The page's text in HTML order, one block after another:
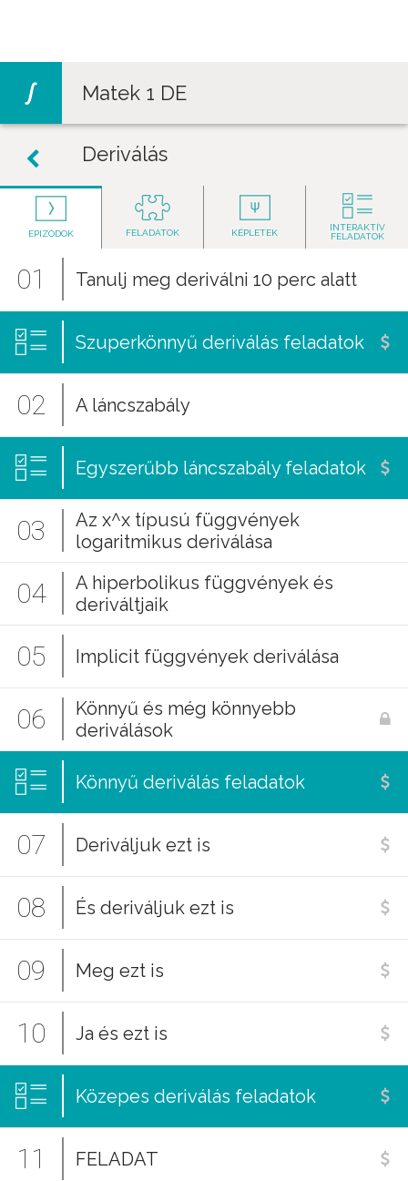
Matek 1 DE
Deriválás
EPIZÓDOK FELADATOK KÉPLETEK
INTERAKTÍV
FELADATOK
01 Tanulj meg deriválni 10 perc alatt
Szuperkönnyű deriválás feladatok
02 A láncszabály
Egyszerűbb láncszabály feladatok
03
Az x^x típusú függvények
logaritmikus deriválása
04
A hiperbolikus függvények és
deriváltjaik
05 Implicit függvények deriválása
06
Könnyű és még könnyebb
deriválások
Könnyű deriválás feladatok
07 Deriváljuk ezt is
08 És deriváljuk ezt is
09 Meg ezt is
10 Ja és ezt is
Közepes deriválás feladatok
11 FELADAT